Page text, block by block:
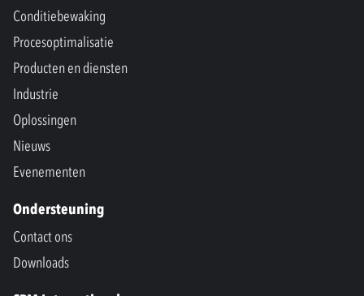
Conditiebewaking
Procesoptimalisatie
Producten en diensten
Industrie
Oplossingen
Nieuws
Evenementen
Ondersteuning
Contact ons
Downloads